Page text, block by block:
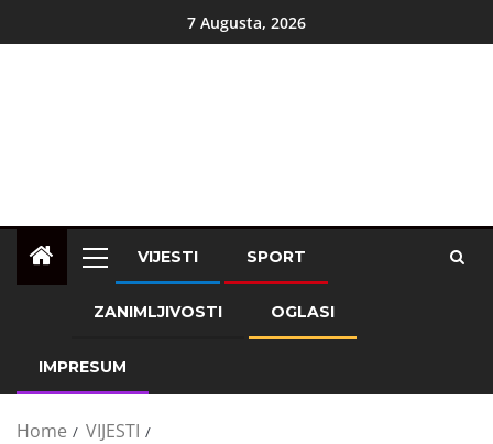
7 Augusta, 2026
VIJESTI SPORT
ZANIMLJIVOSTI OGLASI
IMPRESUM
Home
VIJESTI